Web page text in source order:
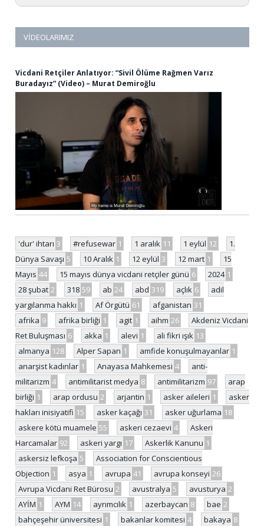
VIDEOLARIMIZ
Vicdani Retçiler Anlatıyor: “Sivil Ölüme Rağmen Varız
Buradayız” (Video) – Murat Demiroğlu
'dur' ihtarı 3 #refusewar 1 1 aralık 11 1 eylül 12
1.
Dünya Savaşı 5 10 Aralık 1 12 eylül 3 12 mart 1
15
Mayıs 44 15 mayıs dünya vicdani retçiler günü 6 2024 1
28 şubat 2 318 59 ab 24 abd 319 açlık 6
adil
yargılanma hakkı 1 Af Örgütü 61 afganistan 31
afrika 9 afrika birliği 1 agit 1 aihm 26
Akdeniz Vicdani
Ret Buluşması 6 akka 1 alevi 1 ali fikri ışık 13
almanya 128 Alper Sapan 1 amfide konuşulmayanlar 1
anarşist kadınlar 1 Anayasa Mahkemesi 4
anti-
militarizm 4 antimilitarist medya 8 antimilitarizm 97
arap
birliği 1 arap ordusu 2 arjantin 1 asker aileleri 1
asker
hakları inisiyatifi 15 asker kaçağı 31 asker uğurlama 18
askere kötü muamele 55 askeri cezaevi 4
Askeri
Harcamalar 92 askeri yargı 17 Askerlik Kanunu 1
askersiz lefkoşa 5
Association for Conscientious
Objection 1 asya 1 avrupa 41 avrupa konseyi 26
Avrupa Vicdani Ret Bürosu 2 avustralya 5 avusturya 2
AYİM 1 AYM 14 ayrımcılık 1 azerbaycan 8 bae 2
bahçeşehir üniversitesi 1 bakanlar komitesi 4 bakaya 8